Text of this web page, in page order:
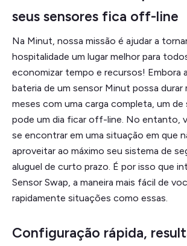
seus sensores fica off-line
Na Minut, nossa missão é ajudar a
hospitalidade um lugar melhor para
economizar tempo e recursos! Embora
bateria de um sensor Minut possa durar
meses com uma carga completa, um de
pode um dia ficar off-line. No entanto,
se encontrar em uma situação em que
aproveitar ao máximo seu sistema de
aluguel de curto prazo. É por isso que
Sensor Swap, a maneira mais fácil de
rapidamente situações como essas.
Configuração rápida,